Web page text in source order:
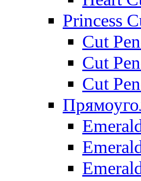
Princess
Cut
Cut
Cut